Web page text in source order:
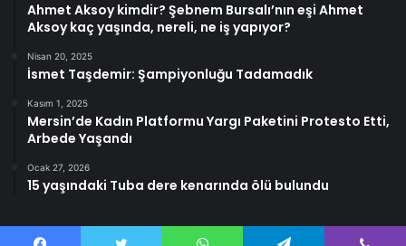
Ahmet Aksoy kimdir? Şebnem Bursalı’nın eşi Ahmet
Aksoy kaç yaşında, nereli, ne iş yapıyor?
Nisan 20, 2025
İsmet Taşdemir: Şampiyonluğu Tadamadık
Kasım 1, 2025
Mersin’de Kadın Platformu Yargı Paketini Protesto Etti,
Arbede Yaşandı
Ocak 27, 2026
15 yaşındaki Tuba dere kenarında ölü bulundu